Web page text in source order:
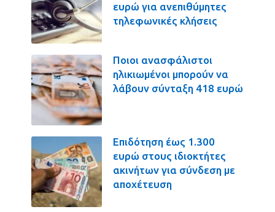
ευρώ για ανεπιθύμητες
τηλεφωνικές κλήσεις
Ποιοι ανασφάλιστοι
ηλικιωμένοι μπορούν να
λάβουν σύνταξη 418 ευρώ
Επιδότηση έως 1.300
ευρώ στους ιδιοκτήτες
ακινήτων για σύνδεση με
αποχέτευση